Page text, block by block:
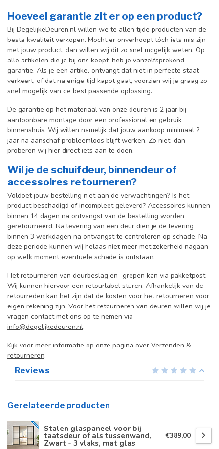
Hoeveel garantie zit er op een product?
Bij DegelijkeDeuren.nl willen we te allen tijde producten van de
beste kwaliteit verkopen. Mocht er onverhoopt tóch iets mis zijn
met jouw product, dan willen wij dit zo snel mogelijk weten. Op
alle artikelen die je bij ons koopt, heb je vanzelfsprekend
garantie. Als je een artikel ontvangt dat niet in perfecte staat
verkeert, of dat na enige tijd kapot gaat, voorzien wij je graag zo
snel mogelijk van de best passende oplossing.
De garantie op het materiaal van onze deuren is 2 jaar bij
aantoonbare montage door een professional en gebruik
binnenshuis. Wij willen namelijk dat jouw aankoop minimaal 2
jaar na aanschaf probleemloos blijft werken. Zo niet, dan
proberen wij hier direct iets aan te doen.
Wil je de schuifdeur, binnendeur of
accessoires retourneren?
Voldoet jouw bestelling niet aan de verwachtingen? Is het
product beschadigd of incompleet geleverd? Accessoires kunnen
binnen 14 dagen na ontvangst van de bestelling worden
geretourneerd. Na levering van een deur dien je de levering
binnen 3 werkdagen na ontvangst te controleren op schade. Na
deze periode kunnen wij helaas niet meer met zekerheid nagaan
op welk moment eventuele schade is ontstaan.
Het retourneren van deurbeslag en -grepen kan via pakketpost.
Wij kunnen hiervoor een retourlabel sturen. Afhankelijk van de
retourreden kan het zijn dat de kosten voor het retourneren voor
eigen rekening zijn. Voor het retourneren van deuren willen wij je
vragen contact met ons op te nemen via
info@degelijkedeuren.nl.
Kijk voor meer informatie op onze pagina over Verzenden &
retourneren.
Reviews
Gerelateerde producten
Stalen glaspaneel voor bij
taatsdeur of als tussenwand,
Zwart - 3 vlaks, mat glas
€389,00